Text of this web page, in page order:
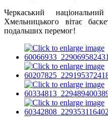
Черкаський
Хмельницького вітає
подальших перемог!